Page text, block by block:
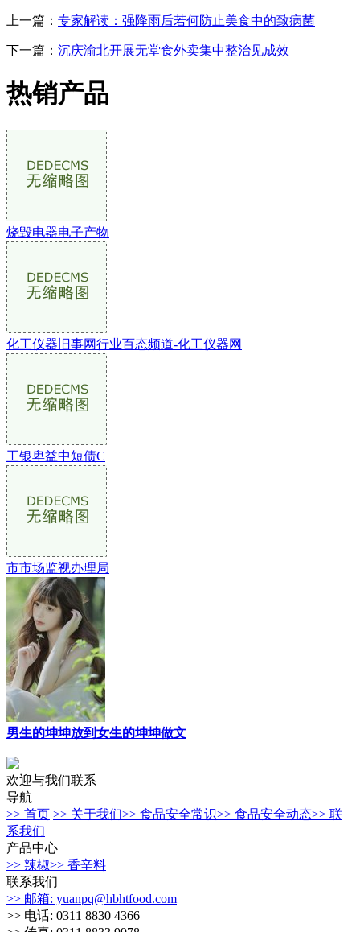
上一篇： 专家解读：强降雨后若何防止美食中的致病菌
下一篇： 沉庆渝北开展无堂食外卖集中整治见成效
热销产品
烧毁电器电子产物
化工仪器旧事网行业百态频道-化工仪器网
工银卑益中短债C
市市场监视办理局
男生的坤坤放到女生的坤坤做文
欢迎与我们联系
导航
>> 首页 >> 关于我们>> 食品安全常识>> 食品安全动态>> 联
系我们
产品中心
>> 辣椒>> 香辛料
联系我们
>> 邮箱: yuanpq@hbhtfood.com
>> 电话: 0311 8830 4366